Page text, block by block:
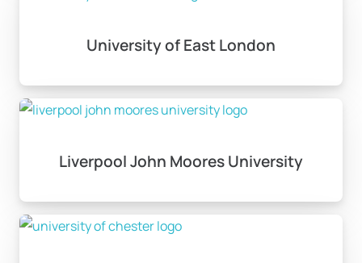
ücretleri üniversiteye göre değişiklik göstermektedir.
Örneğin, King’s College London gibi prestijli okullarda
eğitim ücretleri £18,000-27,000 arasında değişirken,
orta seviye üniversitelerde bu rakam £12,500-19,000
Yaşam masrafları ise bulunduğunuz şehre bağlı olarak
arasında masraf yapmanız beklenirken, diğer
şehirlerde bu rakamlar daha düşük olabilir. Bütçeleme
University of East London
Liverpool John Moores University